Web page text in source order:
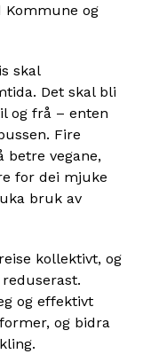
Kommune og
skal
Det skal bli
og frå – enten
Fire
betre vegane,
for dei mjuke
bruk av
kollektivt, og
og effektivt
og bidra